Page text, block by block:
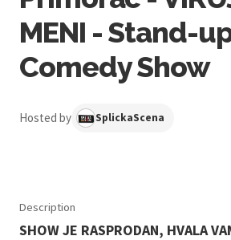
MENI - Stand-
Comedy Show
Hosted by SplickaScena
Description
SHOW JE RASPRODAN, HVALA